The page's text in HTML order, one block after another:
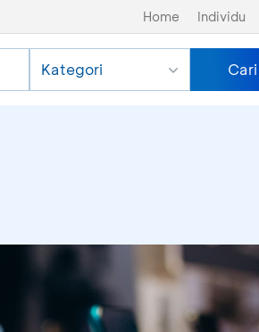
Home Individu
Kategori Cari